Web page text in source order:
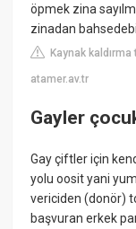
öpmek zina
zinadan
Kaynak kaldırma
atamer.av.tr
Gayler
Gay çiftler için
yolu oosit yani
vericiden (donör)
başvuran erkek